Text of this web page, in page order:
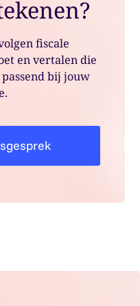
fiscale
en vertalen die
bij jouw